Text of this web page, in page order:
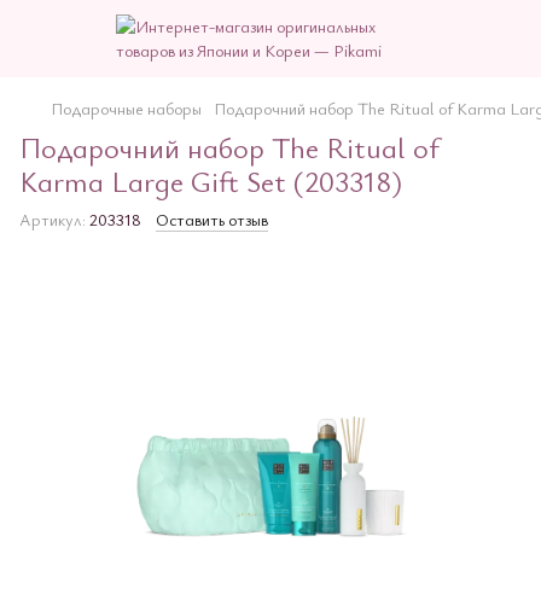
Подарочные наборы Подарочний набор The Ritual of Karma
Подарочний набор The Ritual of
Karma Large Gift Set (203318)
Артикул: 203318 Оставить отзыв